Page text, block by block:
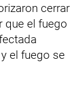
cerrar
que el fuego
el fuego se